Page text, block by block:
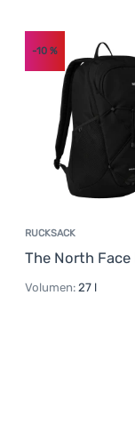
Registrieren
RUCKSACK
The North Face
-10 %
Volumen: 27 l